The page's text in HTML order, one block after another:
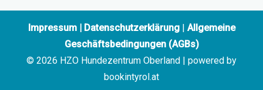
Impressum| Datenschutzerklärung| Allgemeine
Geschäftsbedingungen (AGBs)
© 2026 HZO Hundezentrum Oberland | powered by
bookintyrol.at